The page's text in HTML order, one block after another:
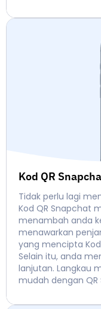
Kod QR
Tidak perlu lagi
Kod QR Snapchat
menambah anda
menawarkan
yang mencipta
Selain itu, anda
lanjutan. Langkau
mudah dengan QR